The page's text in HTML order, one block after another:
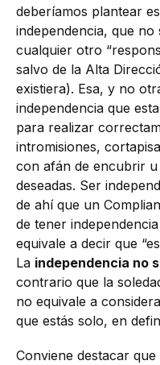
deberíamos plantear
independencia, que no
cualquier otro
salvo de la Alta
existiera). Esa, y no
independencia que
para realizar
intromisiones,
con afán de encubrir
deseadas. Ser
de ahí que un
de tener
equivale a decir que
La independencia no
contrario que la
no equivale a
que estás solo, en
Conviene destacar